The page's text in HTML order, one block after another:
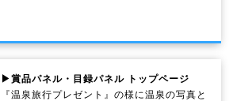
▶賞品パネル・目録パネル トップページ
『温泉旅行プレゼント』の様に温泉の写真と